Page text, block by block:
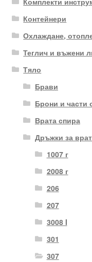
Контейнери
Охлаждане,
Теглич и въжени
Тяло
Брави
Брони и части
Врата спира
Дръжки за
1007 г
2008 г
206
207
3008 I
301
307